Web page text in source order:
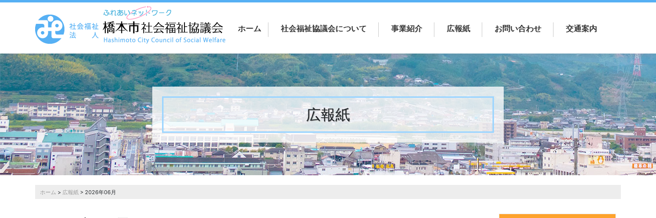
ホーム 社会福祉協議会について 事業紹介 広報紙 お問い合わせ 交通案内
広報紙
ホーム > 広報紙 > 2026年06月